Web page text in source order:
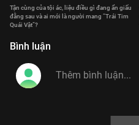
Tận cùng của tội ác, liệu điều gì đang ẩn giấu
đằng sau và ai mới là người mang “Trái Tim
Quái Vật”?
Bình luận